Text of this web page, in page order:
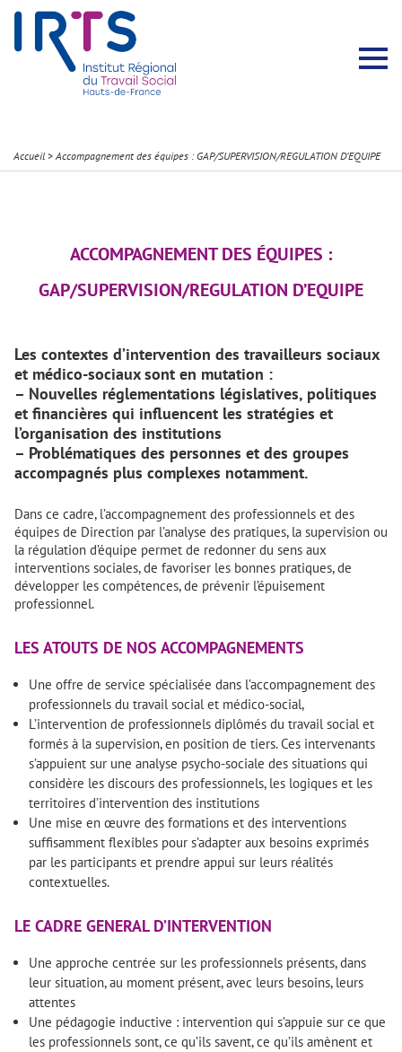
Accueil >Accompagnement des équipes : GAP/SUPERVISION/REGULATION D’EQUIPE
ACCOMPAGNEMENT DES ÉQUIPES :
GAP/SUPERVISION/REGULATION D’EQUIPE
Les contextes d’intervention des travailleurs sociaux
et médico-sociaux sont en mutation :
– Nouvelles réglementations législatives, politiques
et financières qui influencent les stratégies et
l’organisation des institutions
– Problématiques des personnes et des groupes
accompagnés plus complexes notamment.
Dans ce cadre, l’accompagnement des professionnels et des
équipes de Direction par l’analyse des pratiques, la supervision ou
la régulation d’équipe permet de redonner du sens aux
interventions sociales, de favoriser les bonnes pratiques, de
développer les compétences, de prévenir l’épuisement
professionnel.
LES ATOUTS DE NOS ACCOMPAGNEMENTS
Une offre de service spécialisée dans l’accompagnement des
professionnels du travail social et médico-social,
L’intervention de professionnels diplômés du travail social et
formés à la supervision, en position de tiers. Ces intervenants
s’appuient sur une analyse psycho-sociale des situations qui
considère les discours des professionnels, les logiques et les
territoires d’intervention des institutions
Une mise en œuvre des formations et des interventions
suffisamment flexibles pour s’adapter aux besoins exprimés
par les participants et prendre appui sur leurs réalités
contextuelles.
LE CADRE GENERAL D’INTERVENTION
Une approche centrée sur les professionnels présents, dans
leur situation, au moment présent, avec leurs besoins, leurs
attentes
Une pédagogie inductive : intervention qui s’appuie sur ce que
les professionnels sont, ce qu’ils savent, ce qu’ils amènent et